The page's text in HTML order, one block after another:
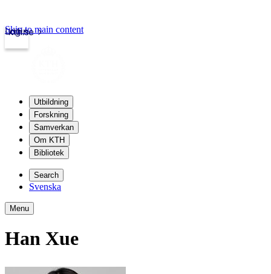
kth.se
Login
Skip to main content
Utbildning
Forskning
Samverkan
Om KTH
Bibliotek
Search
Svenska
Menu
Han Xue